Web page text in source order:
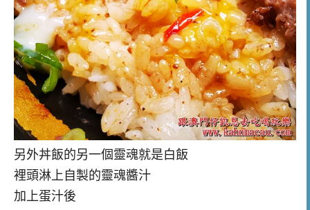
另外丼飯的另一個靈魂就是白飯
裡頭淋上自製的靈魂醬汁
加上蛋汁後